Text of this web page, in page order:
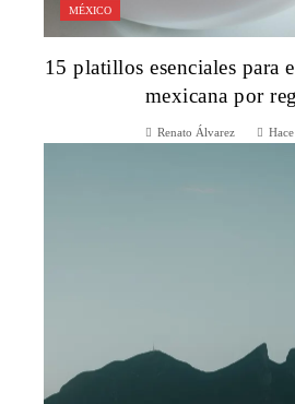
MÉXICO
15 platillos esenciales para
mexicana por
Renato Álvarez